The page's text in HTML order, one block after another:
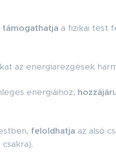
támogathatja a fizikai test
az energiarezgések
energiáihoz,
feloldhatja az alsó